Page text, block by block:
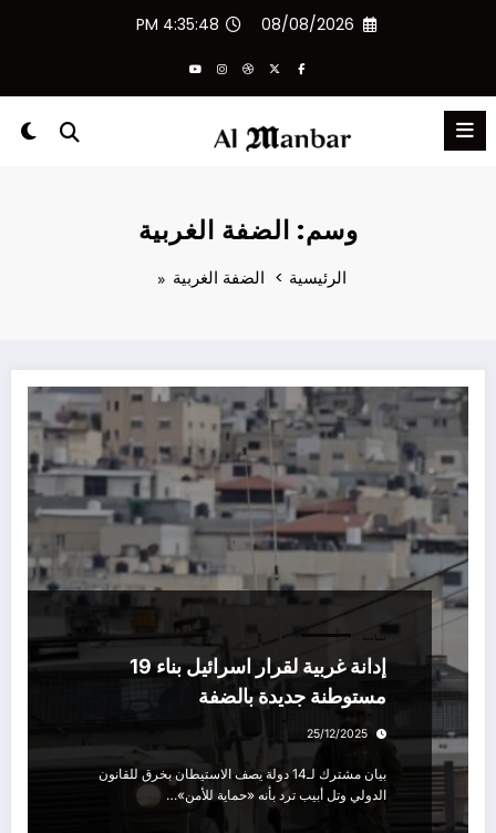
08/08/2026
4:35:48 PM
وسم: الضفة الغربية
الرئيسية الضفة الغربية
سياسة
إدانة غربية لقرار اسرائيل بناء 19
مستوطنة جديدة بالضفة
25/12/2025
بيان مشترك لـ14 دولة يصف الاستيطان بخرق للقانون
الدولي وتل أبيب ترد بأنه «حماية للأمن»…